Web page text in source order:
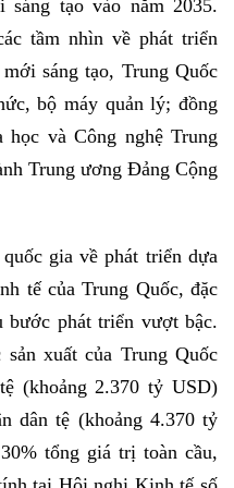
tạo vào năm 2035.
tầm nhìn về phát triển
sáng tạo, Trung Quốc
bộ máy quản lý; đồng
và Công nghệ Trung
Trung ương Đảng Cộng
gia về phát triển dựa
tế của Trung Quốc, đặc
bước phát triển vượt bậc.
xuất của Trung Quốc
(khoảng 2.370 tỷ USD)
dân tệ (khoảng 4.370 tỷ
tổng giá trị toàn cầu,